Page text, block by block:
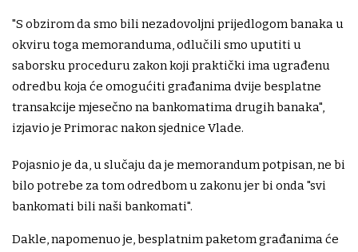
"S obzirom da smo bili nezadovoljni prijedlogom banaka u
okviru toga memoranduma, odlučili smo uputiti u
saborsku proceduru zakon koji praktički ima ugrađenu
odredbu koja će omogućiti građanima dvije besplatne
transakcije mjesečno na bankomatima drugih banaka",
izjavio je Primorac nakon sjednice Vlade.
Pojasnio je da, u slučaju da je memorandum potpisan, ne bi
bilo potrebe za tom odredbom u zakonu jer bi onda "svi
bankomati bili naši bankomati".
Dakle, napomenuo je, besplatnim paketom građanima će